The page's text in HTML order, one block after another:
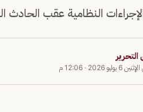
النظامية عقب الحادث
الإثنين 6 يوليو 2026 · 12:06 م